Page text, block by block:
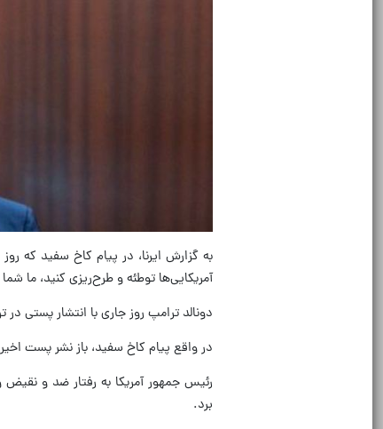
به گزارش ایرنا، در پیام کاخ سفید که
آمریکایی‌ها توطئه و طرح‌ریزی کنید، ما
دونالد ترامپ روز جاری با انتشار
در واقع پیام کاخ سفید، باز نشر پست
رئیس جمهور آمریکا به رفتار ضد و
برد.